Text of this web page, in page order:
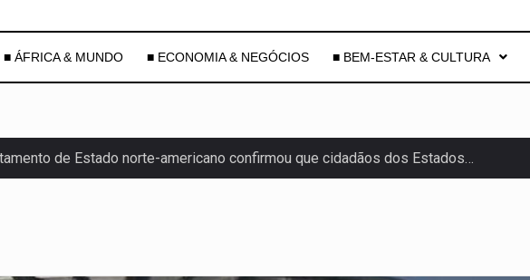
■ ÁFRICA & MUNDO ■ ECONOMIA & NEGÓCIOS ■ BEM-ESTAR & CULTURA
de Estado norte-americano confirmou que cidadãos dos Estados…
representa um marco para a astronomia moderna. Embora…